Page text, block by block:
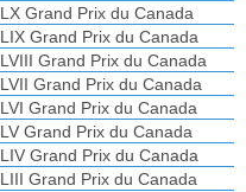
LX Grand Prix du Canada
LIX Grand Prix du Canada
LVIII Grand Prix du Canada
LVII Grand Prix du Canada
LVI Grand Prix du Canada
LV Grand Prix du Canada
LIV Grand Prix du Canada
LIII Grand Prix du Canada